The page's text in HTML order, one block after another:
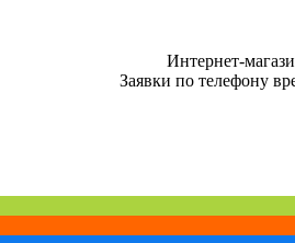
Интернет-
Заявки по телефону